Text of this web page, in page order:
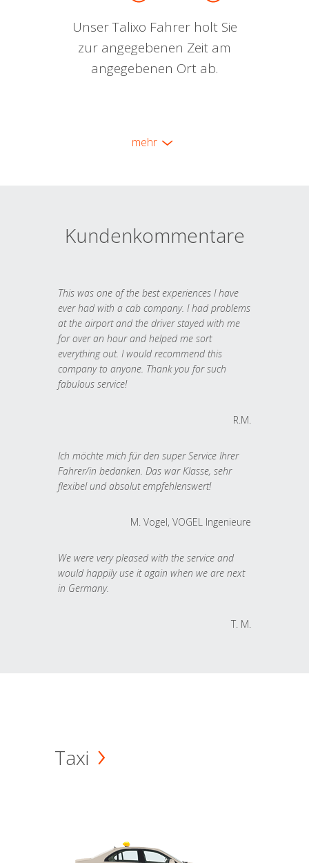
Unser Talixo Fahrer holt Sie
zur angegebenen Zeit am
angegebenen Ort ab.
mehr
Kundenkommentare
This was one of the best experiences I have
ever had with a cab company. I had problems
at the airport and the driver stayed with me
for over an hour and helped me sort
everything out. I would recommend this
company to anyone. Thank you for such
fabulous service!
R.M.
Ich möchte mich für den super Service Ihrer
Fahrer/in bedanken. Das war Klasse, sehr
flexibel und absolut empfehlenswert!
M. Vogel, VOGEL Ingenieure
We were very pleased with the service and
would happily use it again when we are next
in Germany.
T. M.
Taxi